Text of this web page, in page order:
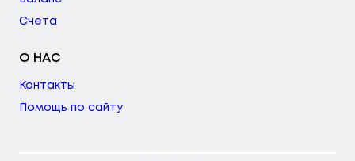
Счета
О НАС
Контакты
Помощь по сайту